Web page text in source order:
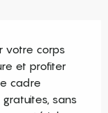
votre corps
et profiter
cadre
sans